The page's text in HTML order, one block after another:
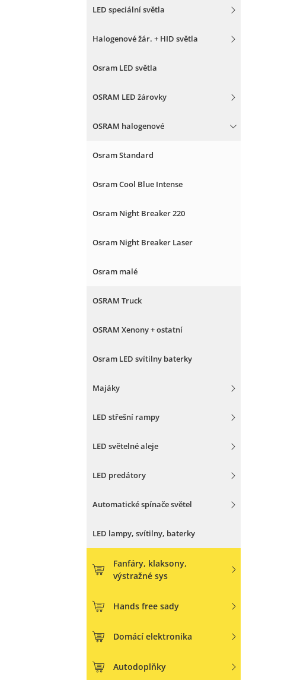
LED speciální světla
Halogenové žár. + HID světla
Osram LED světla
OSRAM LED žárovky
OSRAM halogenové
Osram Standard
Osram Cool Blue Intense
Osram Night Breaker 220
Osram Night Breaker Laser
Osram malé
OSRAM Truck
OSRAM Xenony + ostatní
Osram LED svítilny baterky
Majáky
LED střešní rampy
LED světelné aleje
LED predátory
Automatické spínače světel
LED lampy, svítilny, baterky
Fanfáry, klaksony,
výstražné sys
Hands free sady
Domácí elektronika
Autodoplňky